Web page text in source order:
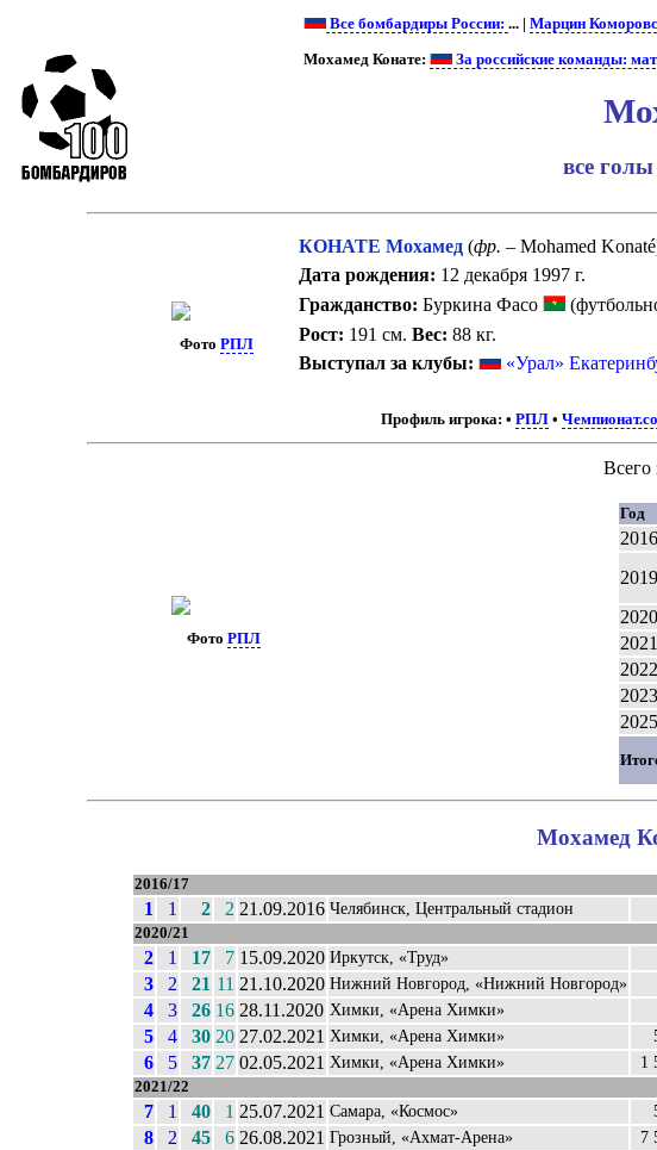
Все бомбардиры России:... |Марцин
Мохамед Конате: За российские команды:
все
ФотоРПЛ
КОНАТЕ Мохамед (фр. – Mohamed
Дата рождения: 12 декабря 1997 г.
Гражданство: Буркина Фасо
Рост: 191 см.Вес: 88 кг.
Выступал за клубы:
«Урал»
Профиль игрока: • РПЛ•
Фото РПЛ
Всего
Год
Мохамед
2016/17
1 1 2 2 21.09.2016 Челябинск, Центральный стадион
2020/21
2 1 17 7 15.09.2020 Иркутск, «Труд»
3
2 21 11 21.10.2020 Нижний Новгород, «Нижний Новгород»
4
3 26 16 28.11.2020 Химки, «Арена Химки»
5
4 30 20 27.02.2021 Химки, «Арена Химки»
6
5 37 27 02.05.2021 Химки, «Арена Химки» 1
2021/22
7 1 40 1 25.07.2021 Самара, «Космос»
8
2 45 6 26.08.2021 Грозный, «Ахмат-Арена» 7